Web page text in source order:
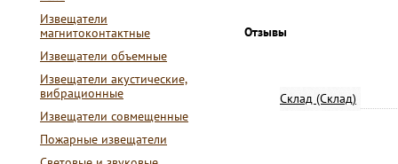
Извещатели
магнитоконтактные
Извещатели объемные
Извещатели акустические,
вибрационные
Извещатели совмещенные
Пожарные извещатели
Отзывы
Склад (Склад)